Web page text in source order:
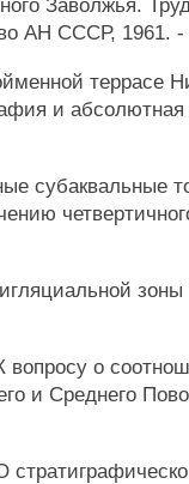
Заволжья.
АН СССР, 1961. -
террасе
и абсолютная
субаквальные
зоны
о
и Среднего